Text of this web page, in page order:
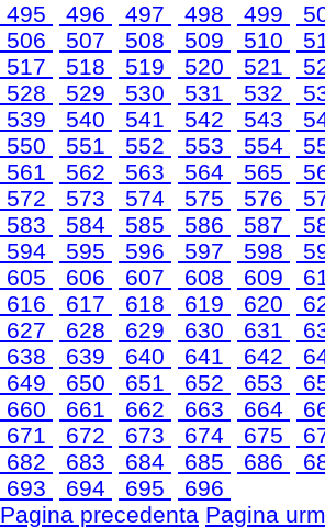
495
496 497 498 499
506
507 508 509 510
517
518 519 520 521
528
529 530 531 532
539
540 541 542 543
550
551 552 553 554
561
562 563 564 565
572
573 574 575 576
583
584 585 586 587
594
595 596 597 598
605
606 607 608 609
616
617 618 619 620
627
628 629 630 631
638
639 640 641 642
649
650 651 652 653
660
661 662 663 664
671
672 673 674 675
682
683 684 685 686
693
694 695
696
Pagina precedenta Pagina